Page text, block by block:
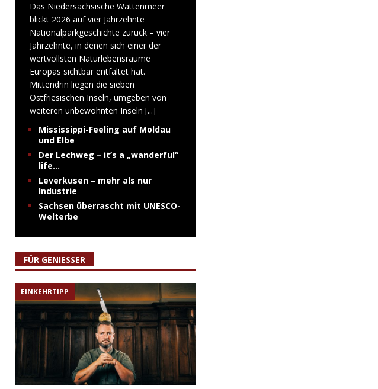
Das Niedersächsische Wattenmeer
blickt 2026 auf vier Jahrzehnte
Nationalparkgeschichte zurück – vier
Jahrzehnte, in denen sich einer der
wertvollsten Naturlebensräume
Europas sichtbar entfaltet hat.
Mittendrin liegen die sieben
Ostfriesischen Inseln, umgeben von
weiteren unbewohnten Inseln [...]
Mississippi-Feeling auf Moldau
und Elbe
Der Lechweg – it’s a „wanderful“
life…
Leverkusen – mehr als nur
Industrie
Sachsen überrascht mit UNESCO-
Welterbe
FÜR GENIESSER
EINKEHRTIPP